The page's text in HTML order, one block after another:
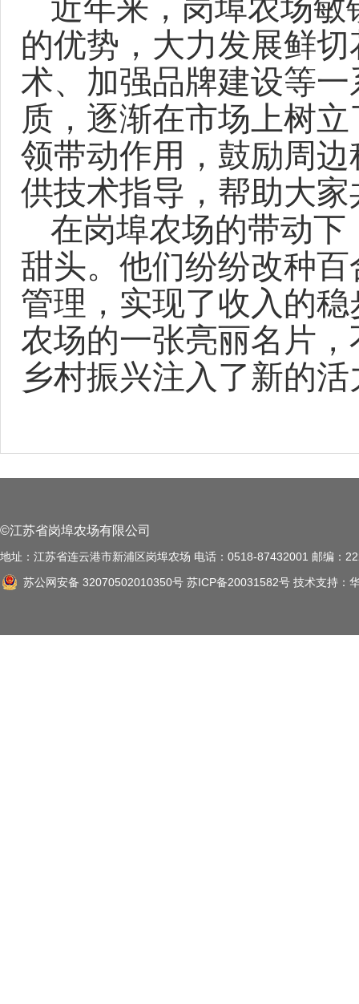
近年来，岗埠农场
的优势，大力发展鲜
术、加强品牌建设等
质，逐渐在市场上树
领带动作用，鼓励周
供技术指导，帮助大
在岗埠农场的带动
甜头。他们纷纷改种
管理，实现了收入的
农场的一张亮丽名片
乡村振兴注入了新的活
©江苏省岗埠农场有限公司
地址：江苏省连云港市新浦区岗埠农场 电话：0518-87432001 邮编：
苏公网安备 32070502010350号 苏ICP备20031582号 技术支持：